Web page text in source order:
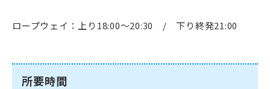
ロープウェイ：上り18:00～20:30 / 下り終発21:00
所要時間